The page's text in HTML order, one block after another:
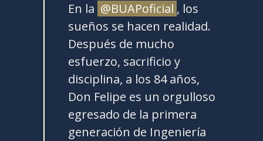
En la @BUAPoficial , los
sueños se hacen realidad.
Después de mucho
esfuerzo, sacrificio y
disciplina, a los 84 años,
Don Felipe es un orgulloso
egresado de la primera
generación de Ingeniería